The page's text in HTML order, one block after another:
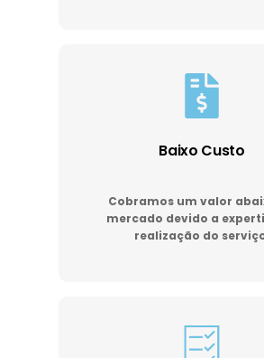
Baixo Custo
Cobramos um valor
mercado devido a
realização do